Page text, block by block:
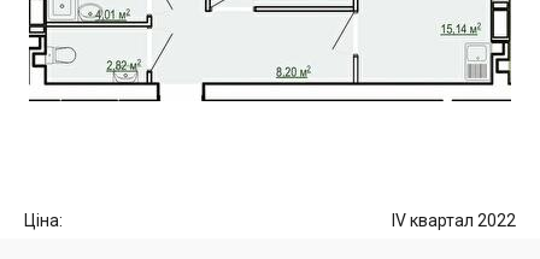
Ціна: IV квартал 2022